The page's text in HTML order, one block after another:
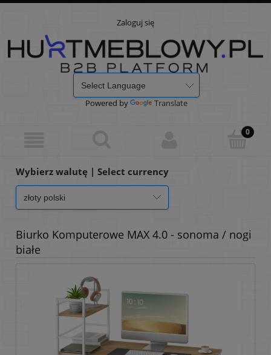
Zaloguj się
Powered by Translate
Wybierz walutę | Select currency
Biurko Komputerowe MAX 4.0 - sonoma / nogi
białe